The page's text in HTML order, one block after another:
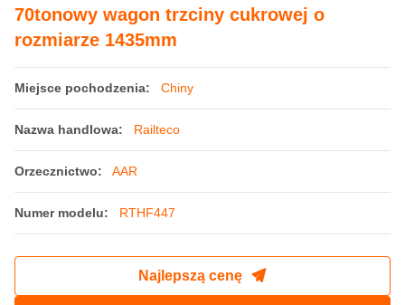
70tonowy wagon trzciny cukrowej o
rozmiarze 1435mm
Miejsce pochodzenia: Chiny
Nazwa handlowa: Railteco
Orzecznictwo: AAR
Numer modelu: RTHF447
Najlepszą cenę